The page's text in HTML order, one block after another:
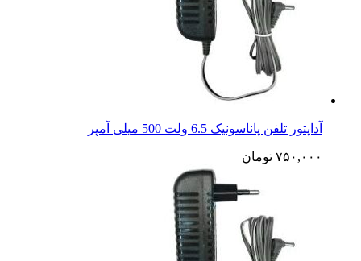
آداپتور تلفن پاناسونیک 6.5 ولت 500 میلی آمپر
۷۵۰,۰۰۰ تومان